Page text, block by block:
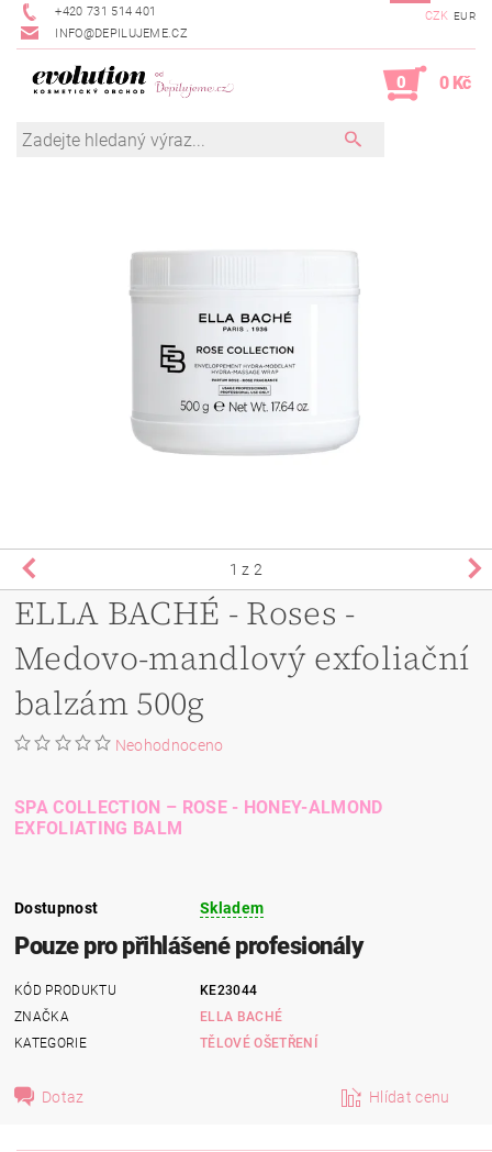
+420 731 514 401
INFO@DEPILUJEME.CZ
CZK EUR
0 0 Kč
1 z 2
ELLA BACHÉ - Roses -
Medovo-mandlový exfoliační
balzám 500g
Neohodnoceno
SPA COLLECTION – ROSE - HONEY-ALMOND
EXFOLIATING BALM
Dostupnost Skladem
Pouze pro přihlášené profesionály
KÓD PRODUKTU
KE23044
ZNAČKA
ELLA BACHÉ
KATEGORIE
TĚLOVÉ OŠETŘENÍ
Dotaz Hlídat cenu